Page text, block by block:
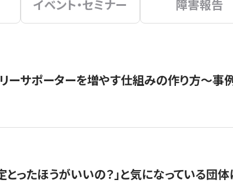
イベント・セミナー 障害報告
リーサポーターを増やす仕組みの作り方〜
とったほうがいいの？」と気になっている団